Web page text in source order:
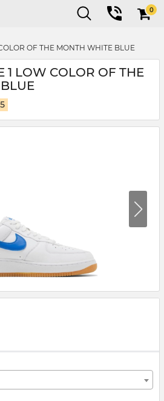
0
OF THE MONTH WHITE BLUE
1 LOW COLOR OF THE